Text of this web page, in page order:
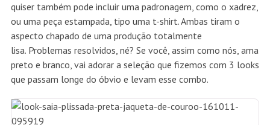
quiser também pode incluir uma padronagem, como o xadrez,
ou uma peça estampada, tipo uma t-shirt. Ambas tiram o
aspecto chapado de uma produção totalmente
lisa. Problemas resolvidos, né? Se você, assim como nós, ama
preto e branco, vai adorar a seleção que fizemos com 3 looks
que passam longe do óbvio e levam esse combo.